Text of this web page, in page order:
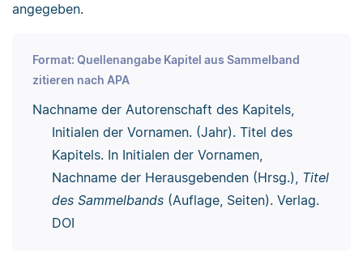
angegeben.
Format: Quellenangabe Kapitel aus Sammelband
zitieren nach APA
Nachname der Autorenschaft des Kapitels,
Initialen der Vornamen. (Jahr). Titel des
Kapitels. In Initialen der Vornamen,
Nachname der Herausgebenden (Hrsg.), Titel
des Sammelbands(Auflage, Seiten). Verlag.
DOI